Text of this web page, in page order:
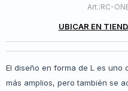
RC-
UBICAR EN
El diseño en forma de L es uno
más amplios, pero también se